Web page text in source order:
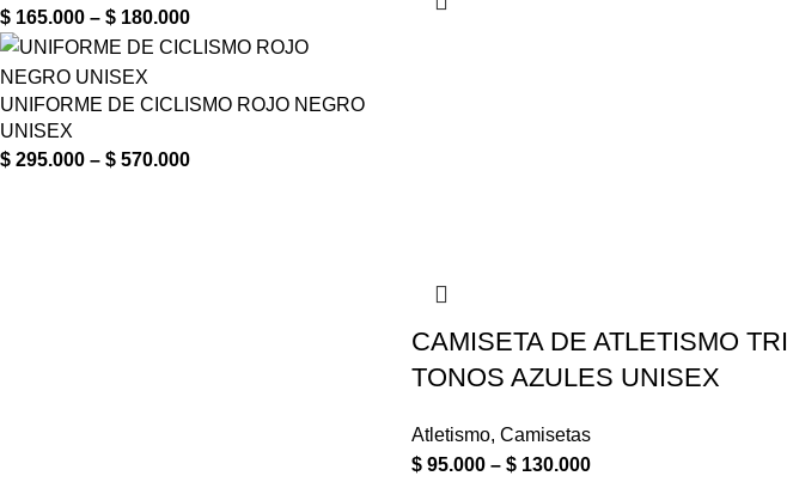
$ 165.000 – $ 180.000
UNIFORME DE CICLISMO ROJO NEGRO
UNISEX
$ 295.000 – $ 570.000
CAMISETA DE ATLETISMO TRI
TONOS AZULES UNISEX
Atletismo, Camisetas
$95.000 – $130.000